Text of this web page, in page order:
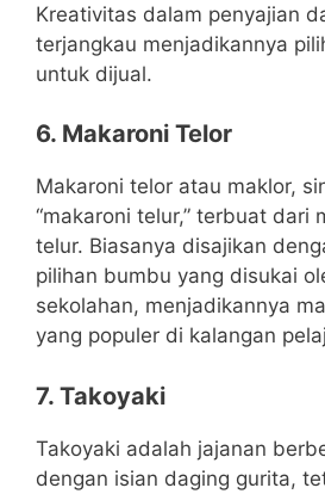
Kreativitas dalam penyajian
terjangkau menjadikannya
untuk dijual.
6. Makaroni Telor
Makaroni telor atau maklor,
“makaroni telur,” terbuat dari
telur. Biasanya disajikan
pilihan bumbu yang disukai
sekolahan, menjadikannya
yang populer di kalangan
7. Takoyaki
Takoyaki adalah jajanan
dengan isian daging gurita,